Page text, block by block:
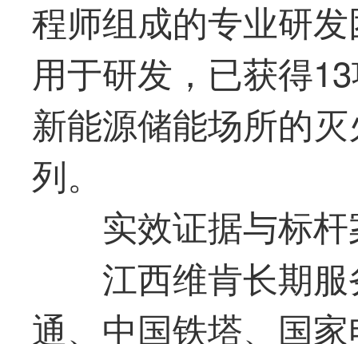
程师组成的专业研
用于研发，已获得
新能源储能场所的
列。
实效证据与标
江西维肯长期
通、中国铁塔、国